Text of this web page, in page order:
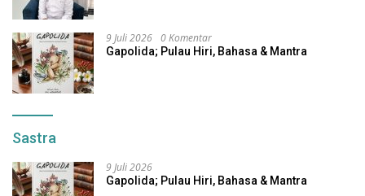
9 Juli 2026 0 Komentar
Gapolida; Pulau Hiri, Bahasa & Mantra
Sastra
9 Juli 2026
Gapolida; Pulau Hiri, Bahasa & Mantra